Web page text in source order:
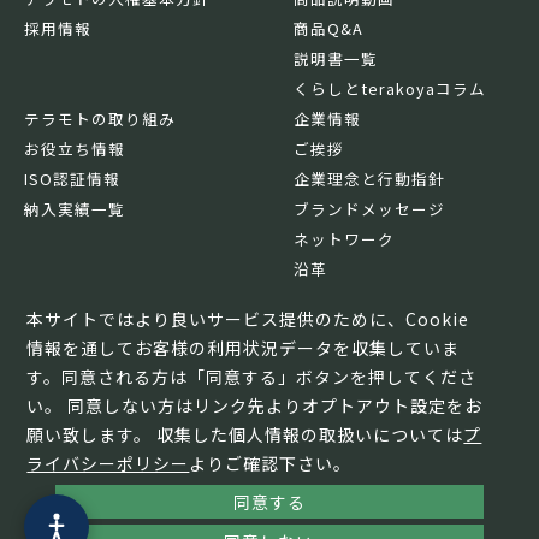
本サイトではより良いサービス提供のために、Cookie
情報を通してお客様の利用状況データを収集していま
す。同意される方は「同意する」ボタンを押してくださ
い。 同意しない方はリンク先よりオプトアウト設定をお
願い致します。 収集した個人情報の取扱いについてはプ
ライバシーポリシー よりご確認下さい。
同意する
採用情報
商品Q&A
説明書一覧
くらしとterakoyaコラム
テラモトの取り組み
お役立ち情報
ISO認証情報
納入実績一覧
企業情報
ご挨拶
企業理念と行動指針
ブランドメッセージ
ネットワーク
沿革